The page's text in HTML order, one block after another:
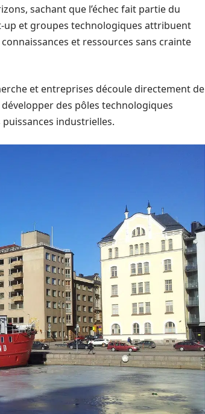
sachant que l’échec fait partie du
up et groupes technologiques attribuent
et ressources sans crainte
et entreprises découle directement de
développer des pôles technologiques
industrielles.